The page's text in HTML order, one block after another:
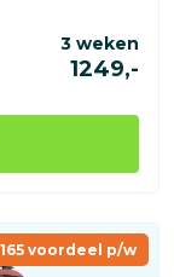
3 weken
1249,-
voordeel p/w